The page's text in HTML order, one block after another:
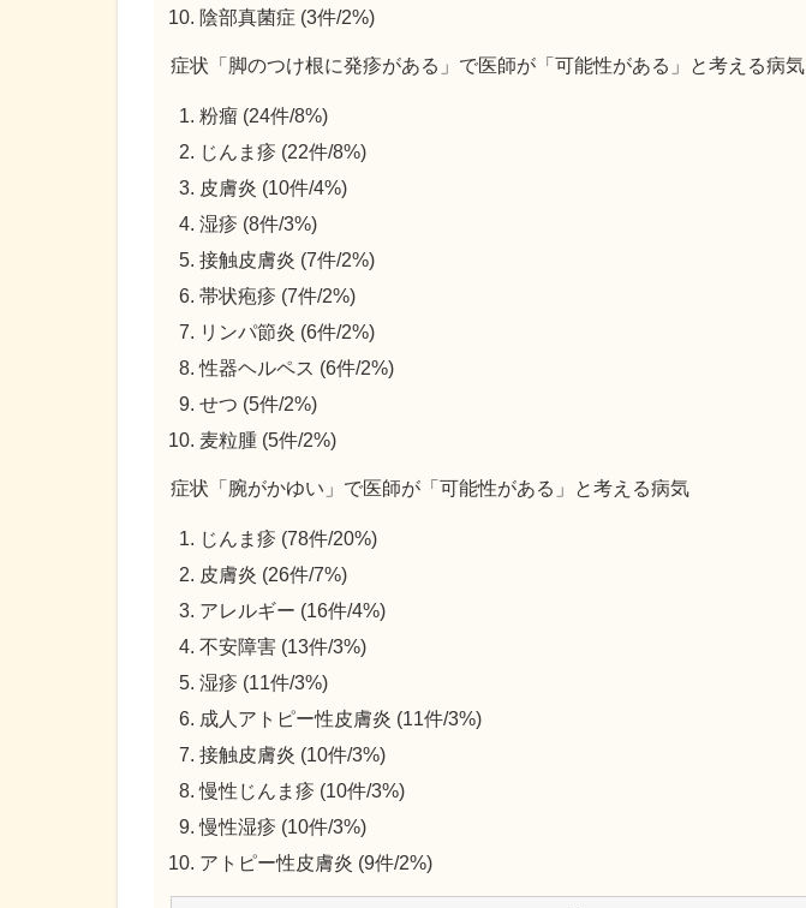
陰部真菌症 (3件/2%)
症状「脚のつけ根に発疹がある」で医師が「可能性がある」と考える病気
粉瘤 (24件/8%)
じんま疹 (22件/8%)
皮膚炎 (10件/4%)
湿疹 (8件/3%)
接触皮膚炎 (7件/2%)
帯状疱疹 (7件/2%)
リンパ節炎 (6件/2%)
性器ヘルペス (6件/2%)
せつ (5件/2%)
麦粒腫 (5件/2%)
症状「腕がかゆい」で医師が「可能性がある」と考える病気
じんま疹 (78件/20%)
皮膚炎 (26件/7%)
アレルギー (16件/4%)
不安障害 (13件/3%)
湿疹 (11件/3%)
成人アトピー性皮膚炎 (11件/3%)
接触皮膚炎 (10件/3%)
慢性じんま疹 (10件/3%)
慢性湿疹 (10件/3%)
アトピー性皮膚炎 (9件/2%)